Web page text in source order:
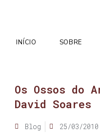
INÍCIO SOBRE
Os Ossos do
David Soares
Blog 25/03/2010